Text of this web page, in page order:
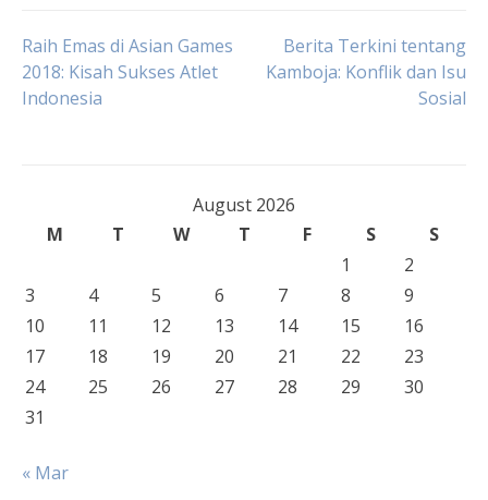
Post
navigation
Raih Emas di Asian Games
2018: Kisah Sukses Atlet
Indonesia
Berita Terkini tentang
Kamboja: Konflik dan Isu
Sosial
August 2026
M
T W T F S
S
1
2
3
4 5 6 7 8
9
10
11 12 13 14 15
16
17
18 19 20 21 22
23
24
25 26 27 28 29
30
31
« Mar